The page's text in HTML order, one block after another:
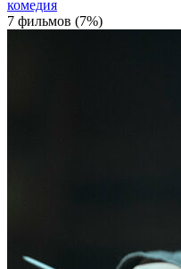
комедия
7 фильмов (7%)